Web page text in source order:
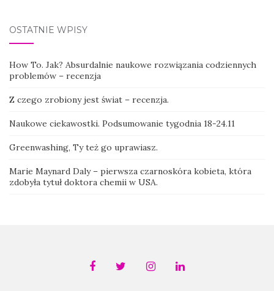
OSTATNIE WPISY
How To. Jak? Absurdalnie naukowe rozwiązania codziennych
problemów – recenzja
Z czego zrobiony jest świat – recenzja.
Naukowe ciekawostki. Podsumowanie tygodnia 18-24.11
Greenwashing, Ty też go uprawiasz.
Marie Maynard Daly – pierwsza czarnoskóra kobieta, która
zdobyła tytuł doktora chemii w USA.